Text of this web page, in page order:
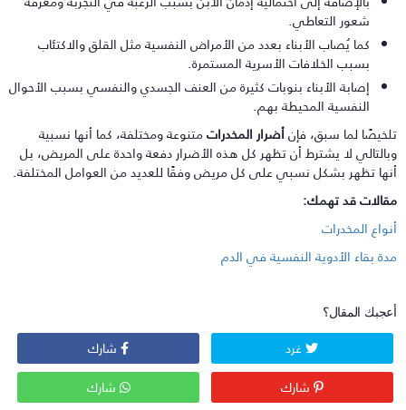
شعور التعاطي.
كما يُصاب الأبناء بعدد من الأمراض النفسية مثل القلق والاكتئاب
بسبب الخلافات الأسرية المستمرة.
إصابة الأبناء بنوبات كثيرة من العنف الجسدي والنفسي بسبب الأحوال
النفسية المحيطة بهم.
لما سبق، فإنأضرار المخدراتمتنوعة ومختلفة، كما أنها نسبية
لا يشترط أن تظهر كل هذه الأضرار دفعة واحدة على المريض، بل
تظهر بشكل نسبي على كل مريض وفقًا للعديد من العوامل المختلفة.
قد تهمك:
المخدرات
بقاء الأدوية النفسية في الدم
المقال؟
غرد
شارك
شارك
شارك